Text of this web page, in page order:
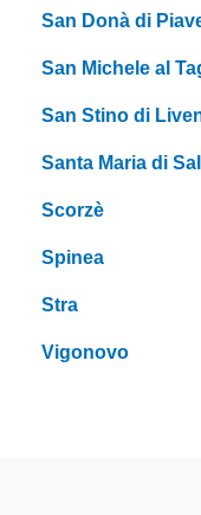
San Donà di
San Michele al
San Stino di
Santa Maria di
Scorzè
Spinea
Stra
Vigonovo